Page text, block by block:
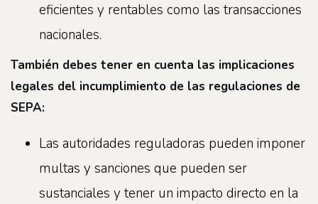
eficientes y rentables como las transacciones
nacionales.
También debes tener en cuenta las implicaciones
legales del incumplimiento de las regulaciones de
SEPA:
Las autoridades reguladoras pueden imponer
multas y sanciones que pueden ser
sustanciales y tener un impacto directo en la